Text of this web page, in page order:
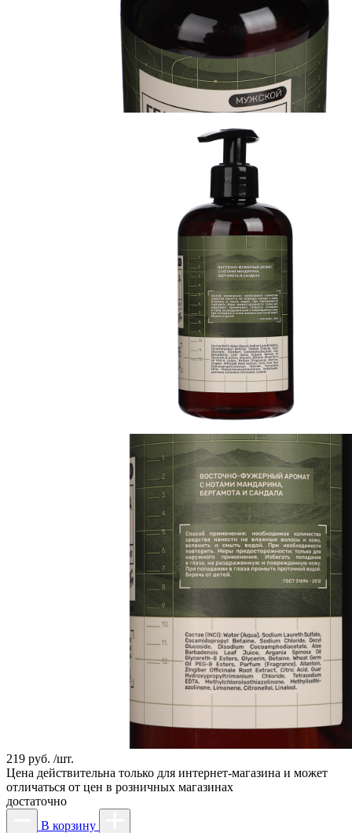
219 руб. /шт.
Цена действительна только для интернет-магазина и может
отличаться от цен в розничных магазинах
достаточно
В корзину